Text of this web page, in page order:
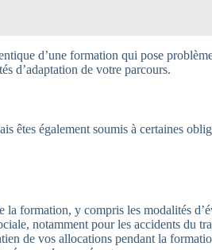
d’une formation qui pose
d’adaptation de votre parcours.
également soumis à certaines
formation, y compris les modalités
notamment pour les accidents du
de vos allocations pendant la